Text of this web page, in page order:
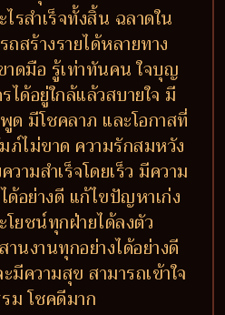
รสำเร็จทั้งสิ้น ฉลาดใน
สร้างรายได้หลายทาง
ดมือ รู้เท่าทันคน ใจบุญ
ด้อยู่ใกล้แล้วสบายใจ มี
ด มีโชคลาภ และโอกาสที่
ภ์ไม่ขาด ความรักสมหวัง
มสำเร็จโดยเร็ว มีความ
อย่างดี แก้ไขปัญหาเก่ง
ยชน์ทุกฝ่ายได้ลงตัว
งานทุกอย่างได้อย่างดี
ความสุข สามารถเข้าใจ
ม โชคดีมาก